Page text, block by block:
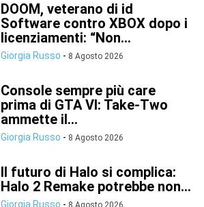
DOOM, veterano di id
Software contro XBOX dopo i
licenziamenti: “Non...
Giorgia Russo - 8 Agosto 2026
Console sempre più care
prima di GTA VI: Take-Two
ammette il...
Giorgia Russo - 8 Agosto 2026
Il futuro di Halo si complica:
Halo 2 Remake potrebbe non...
Giorgia Russo - 8 Agosto 2026